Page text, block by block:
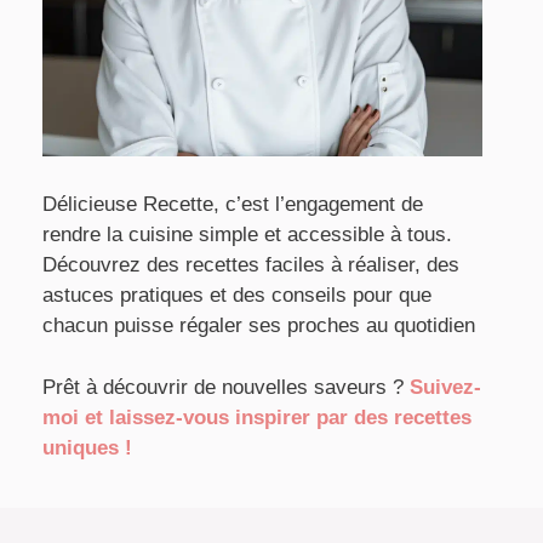
Délicieuse Recette, c’est l’engagement de
rendre la cuisine simple et accessible à tous.
Découvrez des recettes faciles à réaliser, des
astuces pratiques et des conseils pour que
chacun puisse régaler ses proches au quotidien
Prêt à découvrir de nouvelles saveurs ? Suivez-
moi et laissez-vous inspirer par des recettes
uniques !